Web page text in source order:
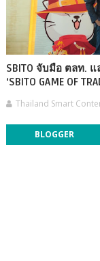
SBITO จับมือ ตลท.
‘SBITO GAME OF
Thailand Smart
BLOGGER